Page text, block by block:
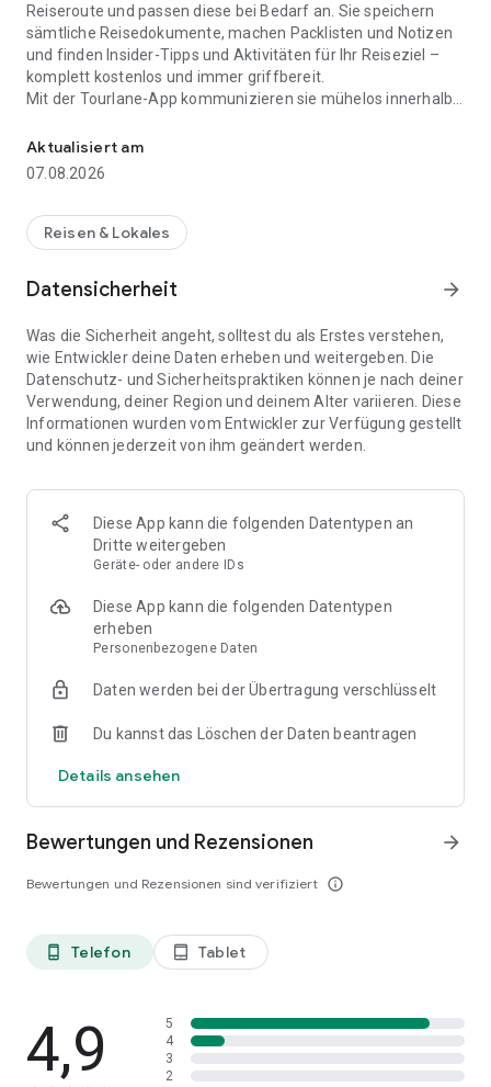
Reiseroute und passen diese bei Bedarf an. Sie speichern
sämtliche Reisedokumente, machen Packlisten und Notizen
und finden Insider-Tipps und Aktivitäten für Ihr Reiseziel –
komplett kostenlos und immer griffbereit.
Mit der Tourlane-App kommunizieren sie mühelos innerhalb
greifen auf die Reiseroute und andere wichtige Reisedetails
zu und tauschen Fotos untereinander aus, um unvergessliche
Sie haben alle Informationen zu Ihrer Reise gebündelt auf
Ihrem Handy – und können diese jederzeit offline abrufen.
Reise, damit Sie sich einfach und schnell orientieren können.
Lassen Sie sich das ultimative Reiseerlebnis nicht entgehen –
laden Sie die Tourlane App noch heute herunter und planen
Ihre Reise im Handumdrehen.
Aktualisiert am
07.08.2026
Reisen & Lokales
Datensicherheit arrow_forward
Was die Sicherheit angeht, solltest du als Erstes verstehen,
wie Entwickler deine Daten erheben und weitergeben. Die
Datenschutz- und Sicherheitspraktiken können je nach deiner
Verwendung, deiner Region und deinem Alter variieren. Diese
Informationen wurden vom Entwickler zur Verfügung gestellt
und können jederzeit von ihm geändert werden.
Diese App kann die folgenden Datentypen an
Dritte weitergeben
Geräte- oder andere IDs
Diese App kann die folgenden Datentypen
erheben
Personenbezogene Daten
Daten werden bei der Übertragung verschlüsselt
Du kannst das Löschen der Daten beantragen
Details ansehen
Bewertungen und Rezensionen
Bewertungen und Rezensionen sind verifiziert info_outline
arrow_forward
phone_android Telefon tablet_android Tablet
4,9
5
4
3
2